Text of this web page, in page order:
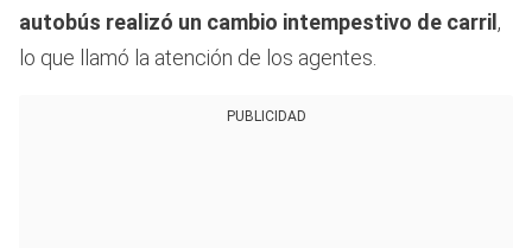
autobús realizó un cambio intempestivo de carril,
lo que llamó la atención de los agentes.
PUBLICIDAD